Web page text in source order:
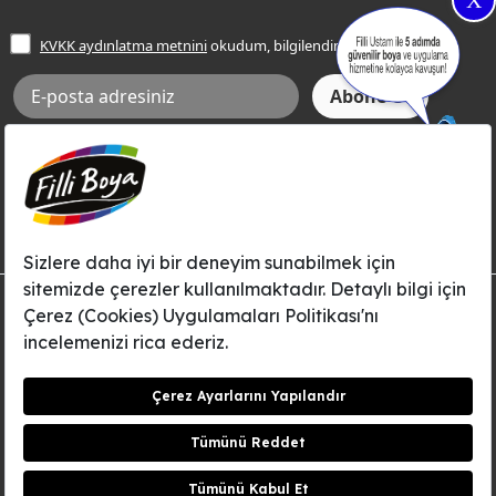
Frezya Rengi
Bilgi Toplumu Hizmetleri
İnternet Sitesi Kullanım Koşulları
KVKK Talep Formu
KVKK Aydınlatma Metni
KVKK aydınlatma metniniokudum, bilgilendim.
Aksi tarafımca bildirilene dek, Betek Boya ve Kimya Sanayi A.Ş.'nin
Filli Boya dahil tüm markaları ile ilgili kampanya, duyuru, hizmetler ve
tanıtım faaliyetleri vb. ile ilgili olarak e-posta yoluyla şahsıma
© Filli Boya 2026. Tüm Hakları Saklıdır.